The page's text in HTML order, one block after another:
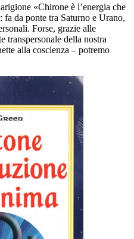
«Chirone è l’energia che
da ponte tra Saturno e Urano,
Forse, grazie alle
transpersonale della nostra
alla coscienza – potremo